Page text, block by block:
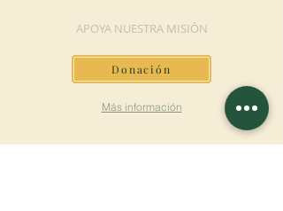
APOYA NUESTRA MISIÓN
Donación
Más información